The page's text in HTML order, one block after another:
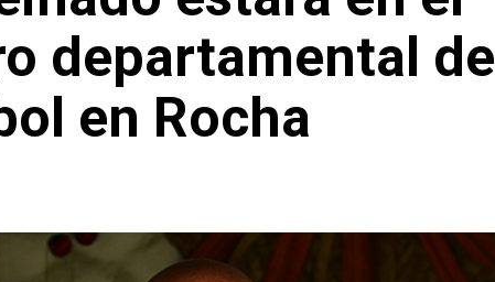
departamental de
en Rocha